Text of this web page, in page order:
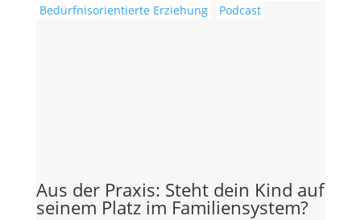
Bedürfnisorientierte Erziehung Podcast
Aus der Praxis: Steht dein Kind auf
seinem Platz im Familiensystem?